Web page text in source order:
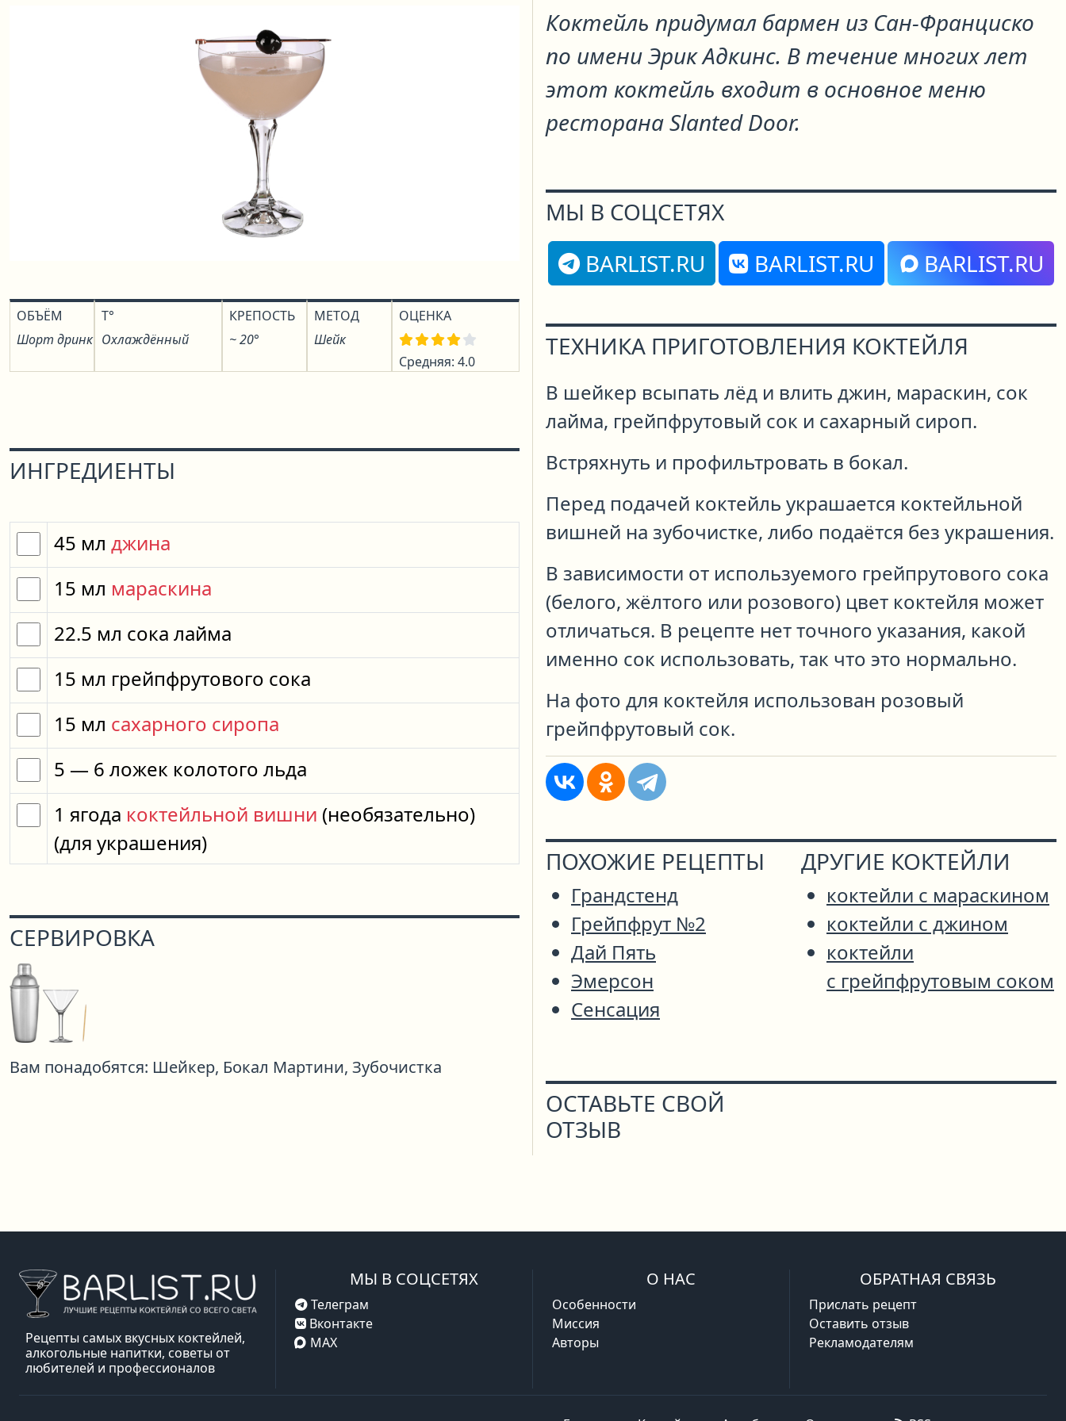
ОБЪЁМ
Шорт дринк
T°
Охлаждённый
КРЕПОСТЬ
~ 20°
МЕТОД
Шейк
ОЦЕНКА
Средняя: 4.0
ИНГРЕДИЕНТЫ
45 мл джина
15 мл мараскина
22.5 мл сока лайма
15 мл грейпфрутового сока
15 мл сахарного сиропа
5 — 6 ложек колотого льда
1 ягода коктейльной вишни (необязательно)
(для украшения)
СЕРВИРОВКА
Вам понадобятся: Шейкер, Бокал Мартини, Зубочистка
Коктейль придумал бармен из Сан-Франциско
по имени Эрик Адкинс. В течение многих лет
этот коктейль входит в основное меню
ресторана Slanted Door.
МЫ В СОЦСЕТЯХ
BARLIST.RU
BARLIST.RU BARLIST.RU
ТЕХНИКА ПРИГОТОВЛЕНИЯ КОКТЕЙЛЯ
В шейкер всыпать лёд и влить джин, мараскин, сок
лайма, грейпфрутовый сок и сахарный сироп.
Встряхнуть и профильтровать в бокал.
Перед подачей коктейль украшается коктейльной
вишней на зубочистке, либо подаётся без украшения.
В зависимости от используемого грейпрутового сока
(белого, жёлтого или розового) цвет коктейля может
отличаться. В рецепте нет точного указания, какой
именно сок использовать, так что это нормально.
На фото для коктейля использован розовый
грейпфрутовый сок.
ПОХОЖИЕ РЕЦЕПТЫ
Грандстенд
Грейпфрут №2
Дай Пять
Эмерсон
Сенсация
ДРУГИЕ КОКТЕЙЛИ
коктейли с мараскином
коктейли с джином
коктейли
с грейпфрутовым соком
ОСТАВЬТЕ СВОЙ
ОТЗЫВ
Рецепты самых вкусных коктейлей,
алкогольные напитки, советы от
любителей и профессионалов
МЫ В СОЦСЕТЯХ
Телеграм
Вконтакте
MAX
О НАС
Особенности
Миссия
Авторы
ОБРАТНАЯ СВЯЗЬ
Прислать рецепт
Оставить отзыв
Рекламодателям